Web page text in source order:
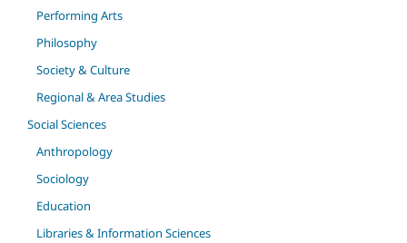
Performing Arts
Philosophy
Society & Culture
Regional & Area Studies
Social Sciences
Anthropology
Sociology
Education
Libraries & Information Sciences